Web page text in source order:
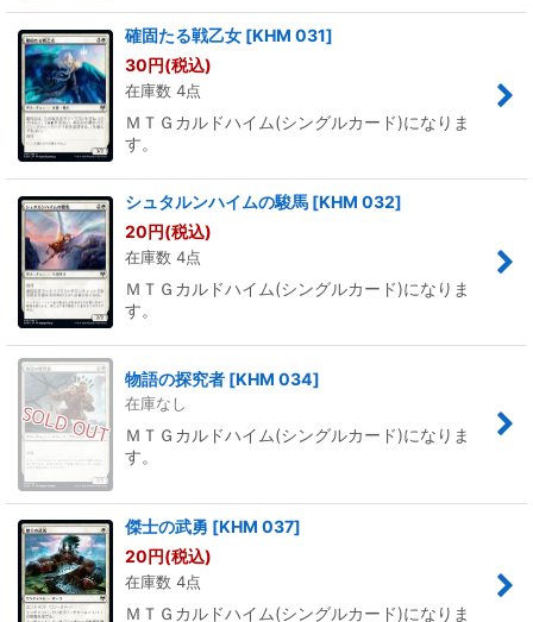
確固たる戦乙女 [KHM 031]
30円(税込)
在庫数 4点
ＭＴＧカルドハイム(シングルカード)になりま
す。
シュタルンハイムの駿馬 [KHM 032]
20円(税込)
在庫数 4点
ＭＴＧカルドハイム(シングルカード)になりま
す。
物語の探究者 [KHM 034]
在庫なし
ＭＴＧカルドハイム(シングルカード)になりま
す。
傑士の武勇 [KHM 037]
20円(税込)
在庫数 4点
ＭＴＧカルドハイム(シングルカード)になりま